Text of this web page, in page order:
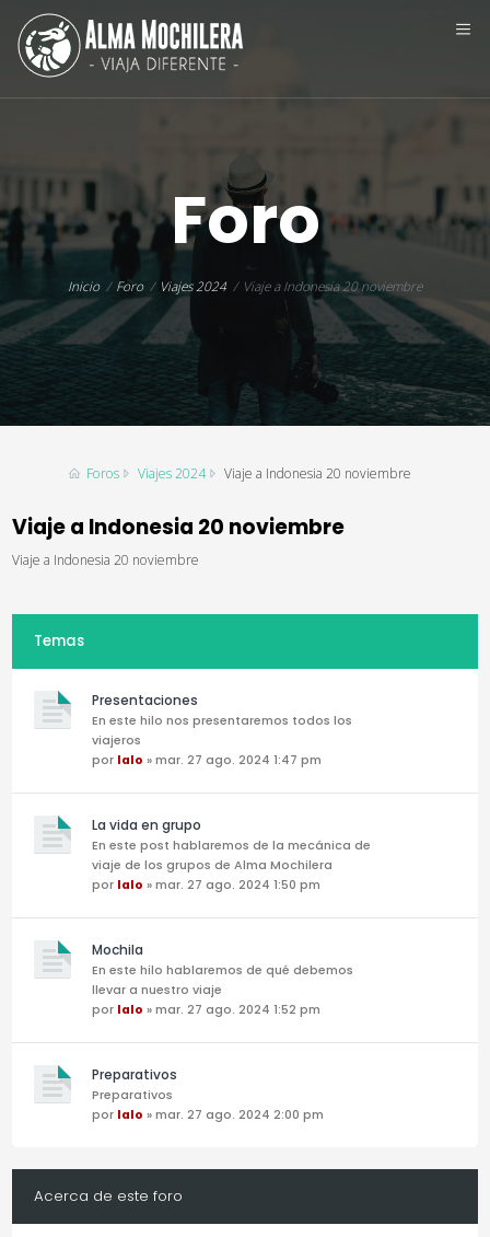
Foro
Inicio Foro Viajes 2024 Viaje a Indonesia 20 noviembre
Foros Viajes 2024 Viaje a Indonesia 20 noviembre
Viaje a Indonesia 20 noviembre
Viaje a Indonesia 20 noviembre
Temas
Presentaciones
En este hilo nos presentaremos todos los
viajeros
por lalo » mar. 27 ago. 2024 1:47 pm
La vida en grupo
En este post hablaremos de la mecánica de
viaje de los grupos de Alma Mochilera
por lalo » mar. 27 ago. 2024 1:50 pm
Mochila
En este hilo hablaremos de qué debemos
llevar a nuestro viaje
por lalo » mar. 27 ago. 2024 1:52 pm
Preparativos
Preparativos
por lalo » mar. 27 ago. 2024 2:00 pm
Acerca de este foro